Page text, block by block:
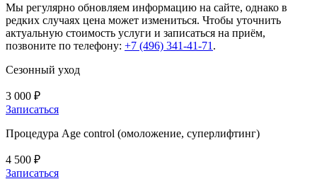
Мы регулярно обновляем информацию на сайте, однако в
редких случаях цена может измениться. Чтобы уточнить
актуальную стоимость услуги и записаться на приём,
позвоните по телефону: +7 (496) 341-41-71 .
Сезонный уход
3 000 ₽
Записаться
Процедура Age control (омоложение, суперлифтинг)
4 500 ₽
Записаться